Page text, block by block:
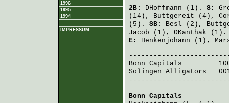
1996
1995
1994
IMPRESSUM
2B: DHoffmann (1). S:
(14), Buttgereit (4),
(5). SB: Besl (2),
Jacob (1), OKanthak
E: Henkenjohann (1),
Bonn Capitals
Solingen Alligators
Bonn Capitals